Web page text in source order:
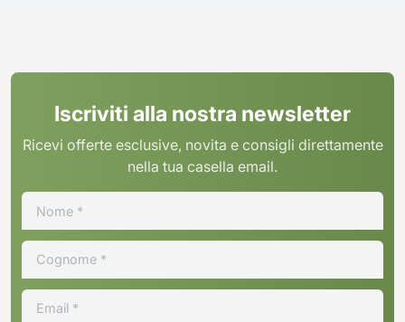
Iscriviti alla nostra newsletter
Ricevi offerte esclusive, novita e consigli direttamente
nella tua casella email.